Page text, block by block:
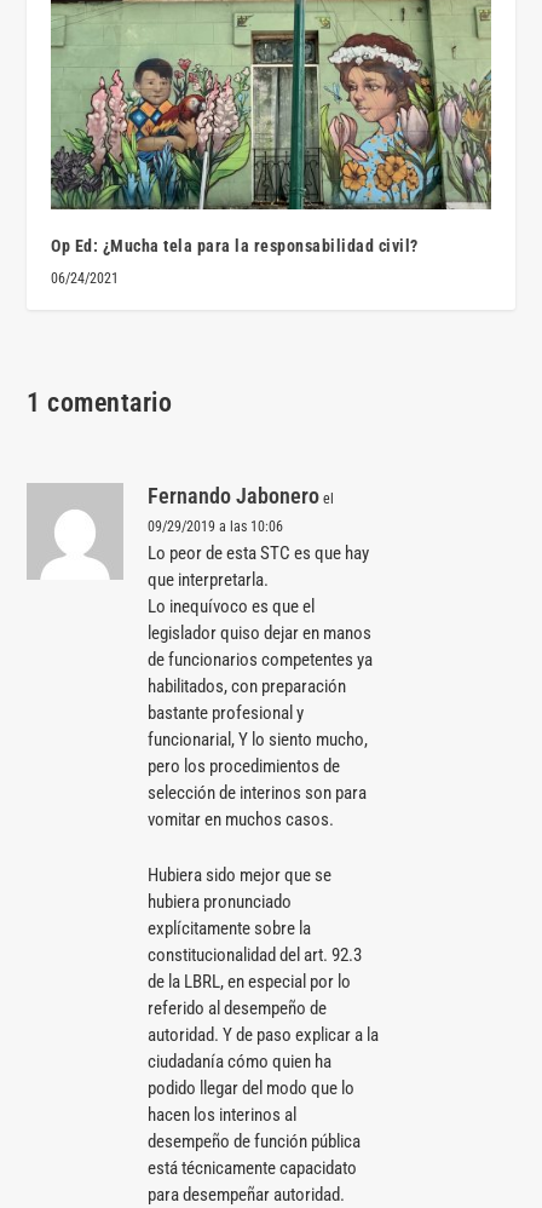
Op Ed: ¿Mucha tela para la responsabilidad civil?
06/24/2021
1 comentario
Fernando Jabonero el
09/29/2019 a las 10:06
Lo peor de esta STC es que hay
que interpretarla.
Lo inequívoco es que el
legislador quiso dejar en manos
de funcionarios competentes ya
habilitados, con preparación
bastante profesional y
funcionarial, Y lo siento mucho,
pero los procedimientos de
selección de interinos son para
vomitar en muchos casos.
Hubiera sido mejor que se
hubiera pronunciado
explícitamente sobre la
constitucionalidad del art. 92.3
de la LBRL, en especial por lo
referido al desempeño de
autoridad. Y de paso explicar a la
ciudadanía cómo quien ha
podido llegar del modo que lo
hacen los interinos al
desempeño de función pública
está técnicamente capacidato
para desempeñar autoridad.